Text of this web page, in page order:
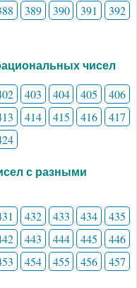
389 390 391
392
чисел
403 404 405
406
414 415 416
417
с разными
432 433 434
435
443 444 445
446
454 455 456
457